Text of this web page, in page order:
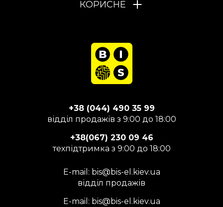
КОРИСНЕ
+38 (044) 490 35 99
відділ продажів з 9:00 до 18:00
+38(067) 230 09 46
техпідтримка з 9:00 до 18:00
E-mail: bis@bis-el.kiev.ua
відділ продажів
E-mail: bis@bis-el.kiev.ua